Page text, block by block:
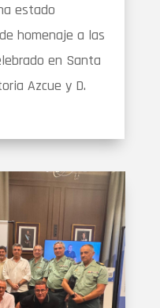
estado
homenaje a las
en Santa
Azcue y D.